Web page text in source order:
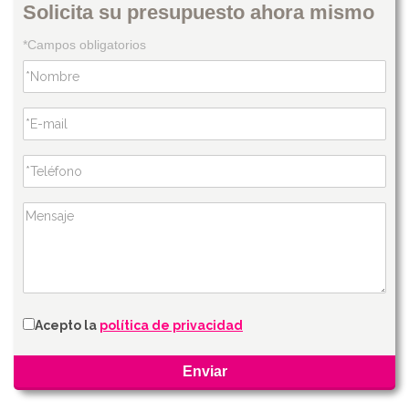
Solicita su presupuesto ahora mismo
*Campos obligatorios
Acepto la política de privacidad